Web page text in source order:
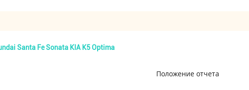
Santa Fe Sonata KIA K5 Optima
Положение отчета